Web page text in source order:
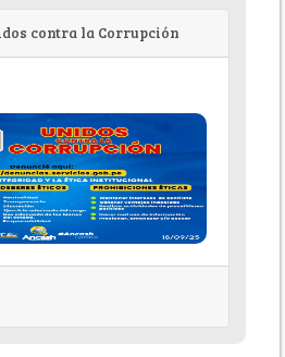
contra la Corrupción